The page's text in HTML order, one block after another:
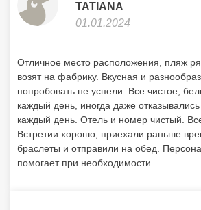
TATIANA
01.01.2024
Отличное место расположения, пляж
возят на фабрику. Вкусная и
попробовать не успели. Все чистое,
каждый день, иногда даже
каждый день. Отель и номер чистый. Все
Встретии хорошо, приехали раньше
браслеты и отправили на обед.
помогает при необходимости.